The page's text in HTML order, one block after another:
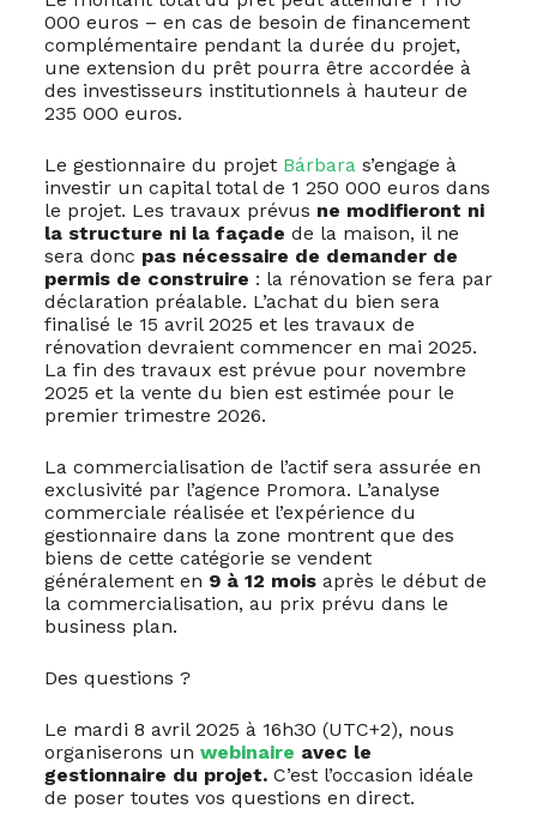
000 euros – en cas de besoin de financement
complémentaire pendant la durée du projet,
une extension du prêt pourra être accordée à
des investisseurs institutionnels à hauteur de
235 000 euros.
Le gestionnaire du projet Bárbaras’engage à
investir un capital total de 1 250 000 euros dans
le projet. Les travaux prévus ne modifieront ni
la structure ni la façade de la maison, il ne
sera donc pas nécessaire de demander de
permis de construire : la rénovation se fera par
déclaration préalable. L’achat du bien sera
finalisé le 15 avril 2025 et les travaux de
rénovation devraient commencer en mai 2025.
La fin des travaux est prévue pour novembre
2025 et la vente du bien est estimée pour le
premier trimestre 2026.
La commercialisation de l’actif sera assurée en
exclusivité par l’agence Promora. L’analyse
commerciale réalisée et l’expérience du
gestionnaire dans la zone montrent que des
biens de cette catégorie se vendent
généralement en 9 à 12 moisaprès le début de
la commercialisation, au prix prévu dans le
business plan.
Des questions ?
Le mardi 8 avril 2025 à 16h30 (UTC+2), nous
organiserons un webinaire avec le
gestionnaire du projet.C’est l’occasion idéale
de poser toutes vos questions en direct.